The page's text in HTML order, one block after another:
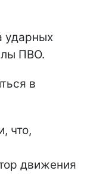
ударных
ПВО.
в
что,
движения